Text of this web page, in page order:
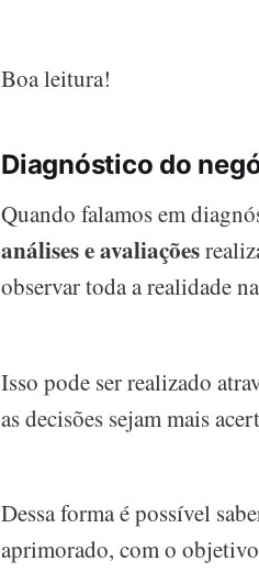
Boa leitura!
Diagnóstico do
Quando falamos em
análises e avaliações
observar toda a realidade
Isso pode ser realizado
as decisões sejam mais
Dessa forma é possível
aprimorado, com o